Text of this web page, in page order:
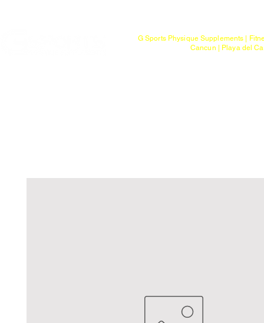
G Sports Physique Supplements |
Cancun | Playa del